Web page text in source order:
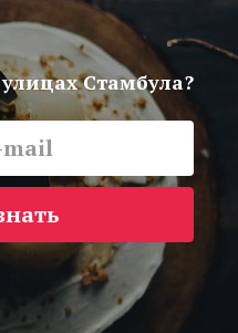
Стамбула?